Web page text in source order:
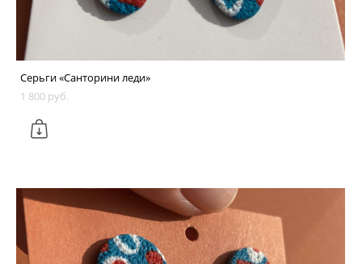
Серьги «Санторини леди»
1 800 pуб.